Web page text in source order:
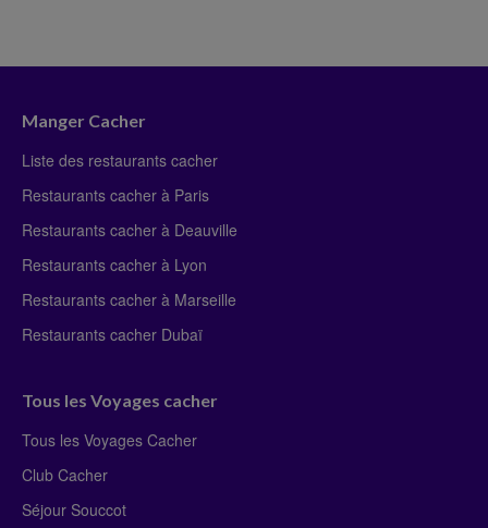
Manger Cacher
Liste des restaurants cacher
Restaurants cacher à Paris
Restaurants cacher à Deauville
Restaurants cacher à Lyon
Restaurants cacher à Marseille
Restaurants cacher Dubaï
Tous les Voyages cacher
Tous les Voyages Cacher
Club Cacher
Séjour Souccot